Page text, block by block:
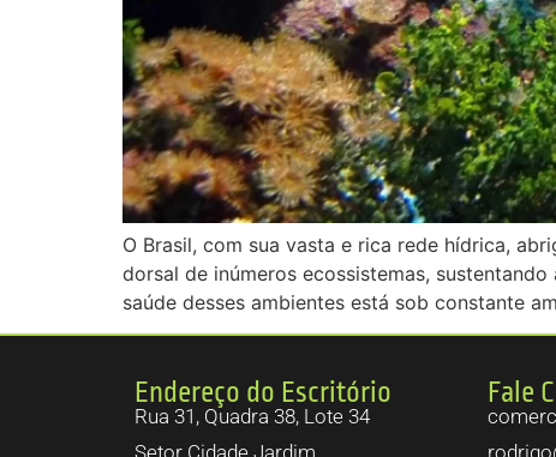
O Brasil, com sua vasta e rica rede hídrica,
dorsal de inúmeros ecossistemas,
saúde desses ambientes está sob constante
Endereço do Escritório
Rua 31, Quadra 38, Lote 34
Fale